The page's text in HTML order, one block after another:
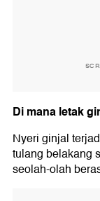
Di mana letak
Nyeri ginjal
tulang belakang
seolah-olah